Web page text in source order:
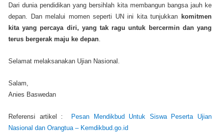
Dari dunia pendidikan yang bersihlah kita membangun bangsa jauh ke
depan. Dan melalui momen seperti UN ini kita tunjukkan komitmen
kita yang percaya diri, yang tak ragu untuk bercermin dan yang
terus bergerak maju ke depan
Selamat melaksanakan Ujian Nasional.
Salam,
Anies Baswedan
Referensi artikel : Pesan Mendikbud Untuk Siswa Peserta Ujian
Nasional dan Orangtua – Kemdikbud.go.id